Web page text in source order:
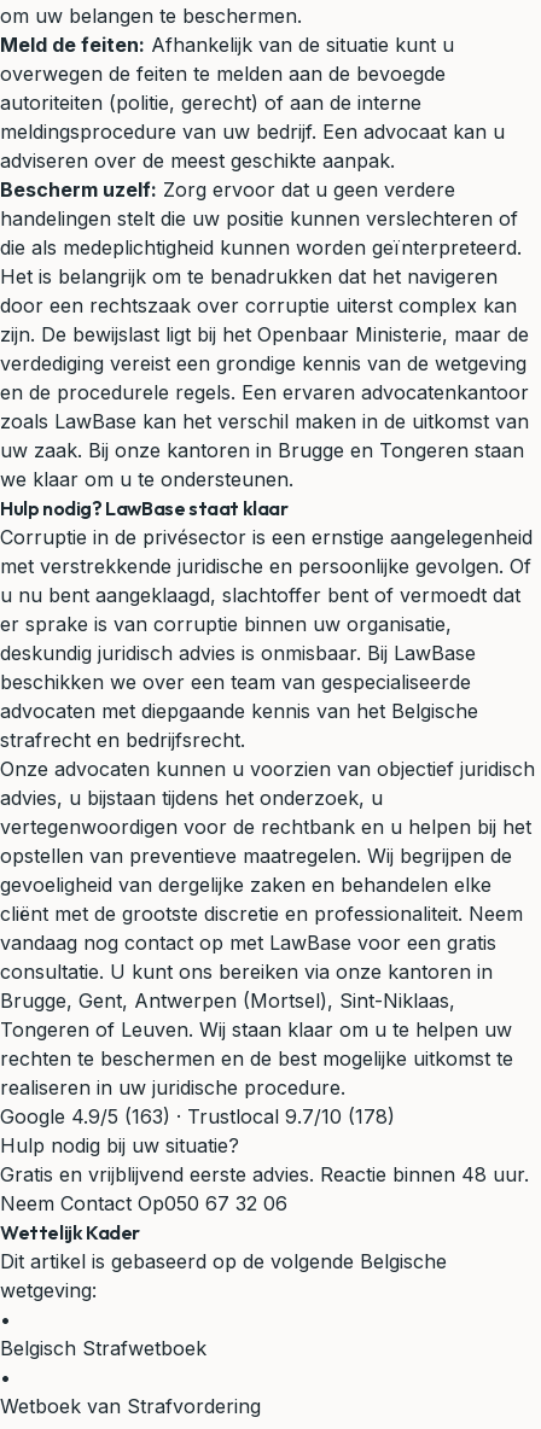
om uw belangen te beschermen.
Meld de feiten: Afhankelijk van de situatie kunt u
overwegen de feiten te melden aan de bevoegde
autoriteiten (politie, gerecht) of aan de interne
meldingsprocedure van uw bedrijf. Een advocaat kan u
adviseren over de meest geschikte aanpak.
Bescherm uzelf: Zorg ervoor dat u geen verdere
handelingen stelt die uw positie kunnen verslechteren of
die als medeplichtigheid kunnen worden geïnterpreteerd.
Het is belangrijk om te benadrukken dat het navigeren
door een rechtszaak over corruptie uiterst complex kan
zijn. De bewijslast ligt bij het Openbaar Ministerie, maar de
verdediging vereist een grondige kennis van de wetgeving
en de procedurele regels. Een ervaren advocatenkantoor
zoals LawBase kan het verschil maken in de uitkomst van
uw zaak. Bij onze kantoren in Brugge en Tongeren staan
we klaar om u te ondersteunen.
Hulp nodig? LawBase staat klaar
Corruptie in de privésector is een ernstige aangelegenheid
met verstrekkende juridische en persoonlijke gevolgen. Of
u nu bent aangeklaagd, slachtoffer bent of vermoedt dat
er sprake is van corruptie binnen uw organisatie,
deskundig juridisch advies is onmisbaar. Bij LawBase
beschikken we over een team van gespecialiseerde
advocaten met diepgaande kennis van het Belgische
strafrecht en bedrijfsrecht.
Onze advocaten kunnen u voorzien van objectief juridisch
advies, u bijstaan tijdens het onderzoek, u
vertegenwoordigen voor de rechtbank en u helpen bij het
opstellen van preventieve maatregelen. Wij begrijpen de
gevoeligheid van dergelijke zaken en behandelen elke
cliënt met de grootste discretie en professionaliteit. Neem
vandaag nog contact op met LawBase voor een gratis
consultatie. U kunt ons bereiken via onze kantoren in
Brugge, Gent, Antwerpen (Mortsel), Sint-Niklaas,
Tongeren of Leuven. Wij staan klaar om u te helpen uw
rechten te beschermen en de best mogelijke uitkomst te
realiseren in uw juridische procedure.
Google 4.9/5 (163) · Trustlocal 9.7/10 (178)
Hulp nodig bij uw situatie?
Gratis en vrijblijvend eerste advies. Reactie binnen 48 uur.
Neem Contact Op050 67 32 06
Wettelijk Kader
Dit artikel is gebaseerd op de volgende Belgische
wetgeving:
•
Belgisch Strafwetboek
•
Wetboek van Strafvordering